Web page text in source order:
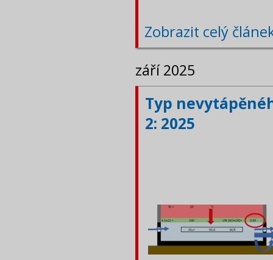
Zobrazit celý
září 2025
Typ
2: 2025